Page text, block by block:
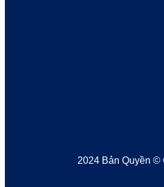
2024 Bản Quyền ©